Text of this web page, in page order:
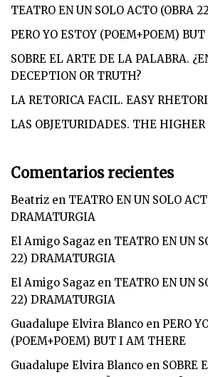
TEATRO EN UN SOLO ACTO (OBRA
PERO YO ESTOY (POEM+POEM)
SOBRE EL ARTE DE LA PALABRA.
DECEPTION OR TRUTH?
LA RETORICA FACIL. EASY
LAS OBJETURIDADES. THE HIGHER
Comentarios recientes
Beatriz en TEATRO EN UN SOLO
DRAMATURGIA
El Amigo Sagaz en TEATRO EN UN
22) DRAMATURGIA
El Amigo Sagaz en TEATRO EN UN
22) DRAMATURGIA
Guadalupe Elvira Blanco en PERO
(POEM+POEM) BUT I AM THERE
Guadalupe Elvira Blanco en SOBRE